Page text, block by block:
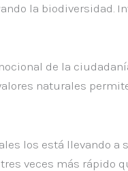
la biodiversidad.
de la
naturales
los está llevando a
veces más